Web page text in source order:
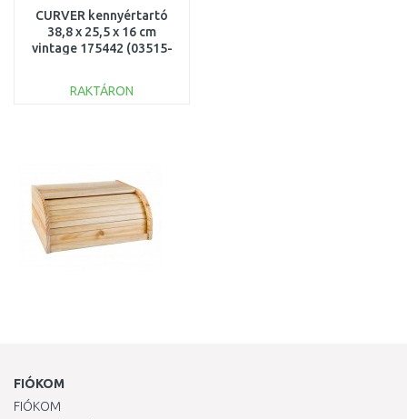
CURVER kennyértartó
38,8 x 25,5 x 16 cm
vintage 175442 (03515-
RAKTÁRON
FIÓKOM
FIÓKOM